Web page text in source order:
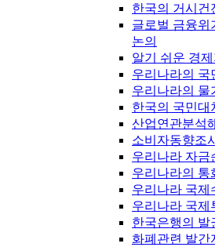
한국의 거시건
글로벌 금융위
논의
알기 쉬운 경
우리나라의 국
우리나라의 물
한국의 국민대
산업연관분석
소비자동향조
우리나라 자금
우리나라의 통
우리나라 국제
우리나라 국제
한국은행의 발
화폐관련 발간